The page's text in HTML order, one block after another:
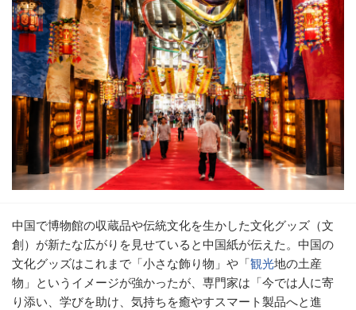
中国で博物館の収蔵品や伝統文化を生かした文化グッズ（文
創）が新たな広がりを見せていると中国紙が伝えた。中国の
文化グッズはこれまで「小さな飾り物」や「観光地の土産
物」というイメージが強かったが、専門家は「今では人に寄
り添い、学びを助け、気持ちを癒やすスマート製品へと進